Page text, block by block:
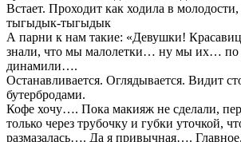
Встает. Проходит как ходила в
тыгыдык-тыгыдык
А парни к нам такие: «Девушки!
знали, что мы малолетки… ну мы их… по
динамили….
Останавливается. Оглядывается. Видит
бутербродами.
Кофе хочу…. Пока макияж не сделали,
только через трубочку и губки уточкой,
размазалась…. Да я привычная….